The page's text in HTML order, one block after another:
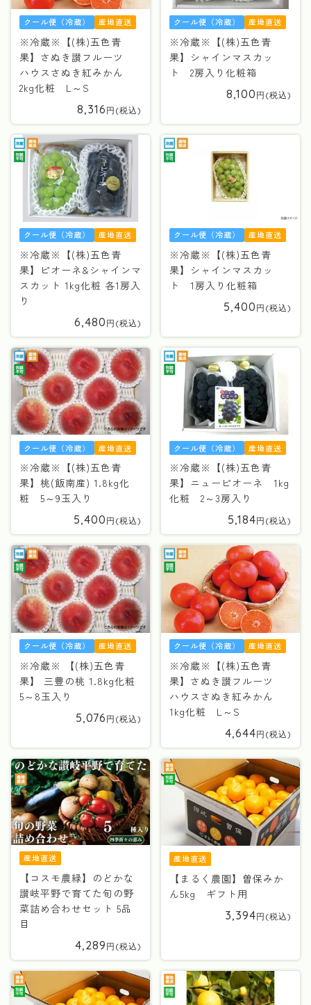
クール便（冷蔵） 産地直送
※冷蔵※【(株)五色青
果】さぬき讃フルーツ
ハウスさぬき紅みかん
2kg化粧 L～S
8,316
クール便（冷蔵） 産地直送
※冷蔵※【(株)五色青
果】シャインマスカッ
ト 2房入り化粧箱
8,100
クール便（冷蔵） 産地直送
※冷蔵※【(株)五色青
果】ピオーネ&シャインマ
スカット 1kg化粧 各1房入
り
6,480
クール便（冷蔵） 産地直送
※冷蔵※【(株)五色青
果】シャインマスカッ
ト 1房入り化粧箱
5,400
クール便（冷蔵） 産地直送
※冷蔵※【(株)五色青
果】桃(飯南産) 1.8kg化
粧 5～9玉入り
5,400
クール便（冷蔵） 産地直送
※冷蔵※【(株)五色青
果】ニューピオーネ 1kg
化粧 2～3房入り
5,184
クール便（冷蔵） 産地直送
※冷蔵※ 【(株)五色青
果】 三豊の桃 1.8kg化粧
5～8玉入り
5,076
クール便（冷蔵） 産地直送
※冷蔵※【(株)五色青
果】さぬき讃フルーツ
ハウスさぬき紅みかん
1kg化粧 L～S
4,644
産地直送
【コスモ農緑】のどかな
讃岐平野で育てた旬の野
菜詰め合わせセット 5品
目
4,289
産地直送
【まるく農園】曽保みか
ん5kg ギフト用
3,394